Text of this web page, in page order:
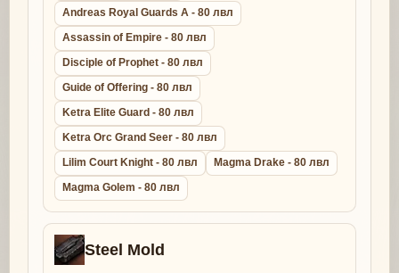
Andreas Royal Guards A - 80 лвл
Assassin of Empire - 80 лвл
Disciple of Prophet - 80 лвл
Guide of Offering - 80 лвл
Ketra Elite Guard - 80 лвл
Ketra Orc Grand Seer - 80 лвл
Lilim Court Knight - 80 лвл
Magma Drake - 80 лвл
Magma Golem - 80 лвл
Steel Mold